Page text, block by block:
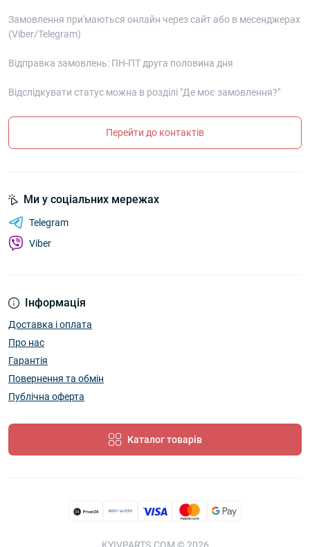
Замовлення при'маються онлайн через сайт або в месенджерах
(Viber/Telegram)
Відправка замовлень: ПН-ПТ друга половина дня
Відслідкувати статус можна в розділі "Де моє замовлення?"
Перейти до контактів
Інформація
Доставка і оплата
Про нас
Гарантія
Повернення та обмін
Публічна оферта
Каталог товарів
Ми у соціальних мережах
Telegram
Viber